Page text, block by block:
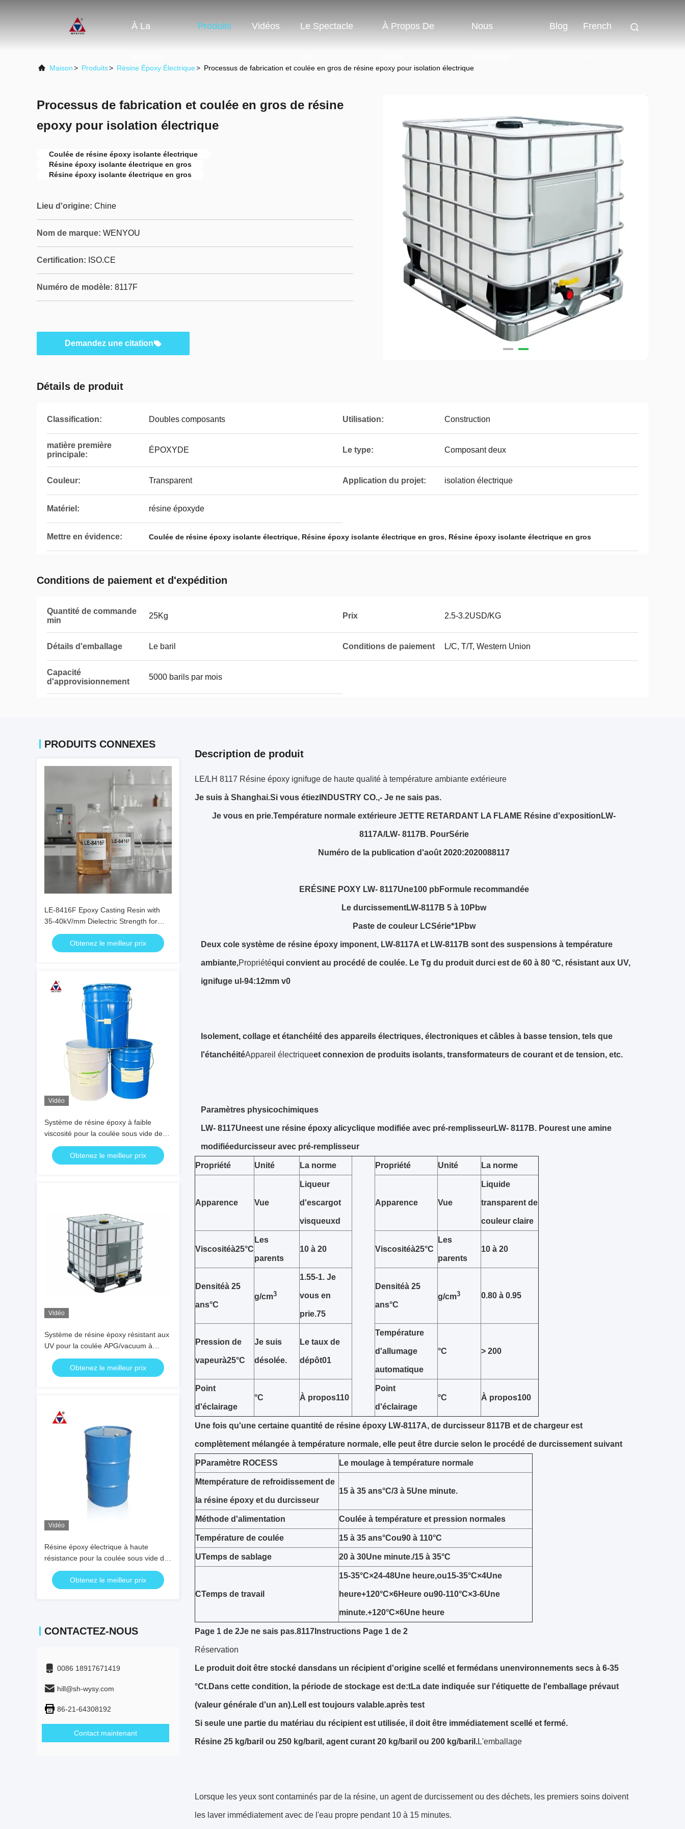
À La Produits Vidéos Le Spectacle À Propos De Nous Blog French
Maison> Produits> Résine Époxy Électrique> Processus de fabrication et coulée en gros de résine epoxy pour isolation électrique
Processus de fabrication et coulée en gros de résine
epoxy pour isolation électrique
Coulée de résine époxy isolante électrique
Résine époxy isolante électrique en gros
Résine époxy isolante électrique en gros
Lieu d'origine: Chine
Nom de marque: WENYOU
Certification: ISO.CE
Numéro de modèle: 8117F
Demandez une citation
Détails de produit
Classification: Doubles composants Utilisation: Construction
matière première
principale:
ÉPOXYDE Le type: Composant deux
Couleur: Transparent Application du projet: isolation électrique
Matériel: résine époxyde
Mettre en évidence: Coulée de résine époxy isolante électrique, Résine époxy isolante électrique en gros, Résine époxy isolante électrique en gros
Conditions de paiement et d'expédition
Quantité de commande
min
25Kg Prix 2.5-3.2USD/KG
Détails d'emballage Le baril Conditions de paiement L/C, T/T, Western Union
Capacité
d'approvisionnement
5000 barils par mois
PRODUITS CONNEXES
LE-8416F Epoxy Casting Resin with
35-40kV/mm Dielectric Strength for
APG Process and 0.6-0.8% Cure
ShrinkageObtenez le meilleur prix
Vidéo
Système de résine époxy à faible
viscosité pour la coulée sous vide de
transformateurs à sec
Obtenez le meilleur prix
Vidéo
Système de résine époxy résistant aux
UV pour la coulée APG/vacuum à
haute résistance diélectrique dans les
applications extérieures à haute
tension
Obtenez le meilleur prix
Vidéo
Résine époxy électrique à haute
résistance pour la coulée sous vide de
composants isolants haute tension
Obtenez le meilleur prix
CONTACTEZ-NOUS
0086 18917671419
hill@sh-wysy.com
86-21-64308192
Contact maintenant
Description de produit
LE/LH 8117 Résine époxy ignifuge de haute qualité à température ambiante extérieure
Je suis à Shanghai.Si vous étiez INDUSTRY CO.,- Je ne sais pas.
Je vous en prie.Température normale extérieure JETTE RETARDANT LA FLAME Résine d'exposition LW-
8117A/LW- 8117B. PourSérie
Numéro de la publication d'août 2020:2020088117
E RÉSINE POXY LW- 8117Une100 pb Formule recommandée
Le durcissementLW-8117B 5 à 10Pbw
Paste de couleur LCSérie*1Pbw
Deux co le système de résine époxy imponent, LW-8117A et LW-8117B sont des suspensions à température
ambiante,Propriétéqui convient au procédé de coulée. Le Tg du produit durci est de 60 à 80 °C, résistant aux UV,
ignifuge ul-94:12mm v0
Isolement, collage et étanchéité des appareils électriques, électroniques et câbles à basse tension, tels que
l'étanchéitéAppareil électriqueet connexion de produits isolants, transformateurs de courant et de tension, etc.
Paramètres physicochimiques
LW- 8117Uneest une résine époxy alicyclique modifiée avec pré-remplisseurLW- 8117B. Pourest une amine
modifiéedurcisseur avec pré-remplisseur
Propriété Unité La norme Propriété Unité La norme
Apparence Vue
Liqueur
d'escargot
visqueuxd
Apparence Vue
Liquide
transparent de
couleur claire
Viscositéà25°C
Les
parents
10 à 20 Viscositéà25°C
Les
parents
10 à 20
Densitéà 25
ans°C
g/cm3
1.55-1. Je
vous en
prie.75
Densitéà 25
ans°C
g/cm3 0.80 à 0.95
Pression de
vapeurà25°C
Je suis
désolée.
Le taux de
dépôt01
Température
d'allumage
automatique
°C > 200
Point
d'éclairage
°C À propos110
Point
d'éclairage
°C À propos100
Une fois qu'une certaine quantité de résine époxy LW-8117A, de durcisseur 8117B et de chargeur est
complètement mélangée à température normale, elle peut être durcie selon le procédé de durcissement suivant
P Paramètre ROCESS Le moulage à température normale
Mtempérature de refroidissement de
la résine époxy et du durcisseur
15 à 35 ans°C/3 à 5Une minute.
Méthode d'alimentation Coulée à température et pression normales
Température de coulée 15 à 35 ans°Cou90 à 110°C
UTemps de sablage 20 à 30Une minute./15 à 35°C
CTemps de travail
15-35°C×24-48Une heure,ou15-35°C×4Une
heure+120°C×6Heure ou90-110°C×3-6Une
minute.+120°C×6Une heure
Page 1 de 2Je ne sais pas.8117 Instructions Page 1 de 2
Réservation
Le produit doit être stocké dansdans un récipient d'origine scellé et fermédans unenvironnements secs à 6-35
°Ct.Dans cette condition, la période de stockage est de:tLa date indiquée sur l'étiquette de l'emballage prévaut
(valeur générale d'un an).Le Il est toujours valable.après test
Si seule une partie du matériau du récipient est utilisée, il doit être immédiatement scellé et fermé.
Résine 25 kg/baril ou 250 kg/baril, agent curant 20 kg/baril ou 200 kg/baril.L'emballage
Lorsque les yeux sont contaminés par de la résine, un agent de durcissement ou des déchets, les premiers soins doivent
les laver immédiatement avec de l'eau propre pendant 10 à 15 minutes.